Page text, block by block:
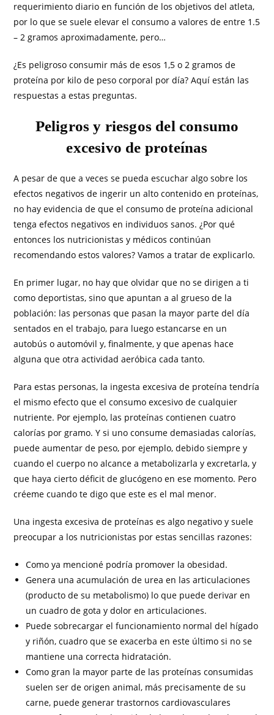
requerimiento diario en función de los objetivos del atleta,
por lo que se suele elevar el consumo a valores de entre 1.5
– 2 gramos aproximadamente, pero…
¿Es peligroso consumir más de esos 1,5 o 2 gramos de
proteína por kilo de peso corporal por día? Aquí están las
respuestas a estas preguntas.
Peligros y riesgos del consumo
excesivo de proteínas
A pesar de que a veces se pueda escuchar algo sobre los
efectos negativos de ingerir un alto contenido en proteínas,
no hay evidencia de que el consumo de proteína adicional
tenga efectos negativos en individuos sanos. ¿Por qué
entonces los nutricionistas y médicos continúan
recomendando estos valores? Vamos a tratar de explicarlo.
En primer lugar, no hay que olvidar que no se dirigen a ti
como deportistas, sino que apuntan a al grueso de la
población: las personas que pasan la mayor parte del día
sentados en el trabajo, para luego estancarse en un
autobús o automóvil y, finalmente, y que apenas hace
alguna que otra actividad aeróbica cada tanto.
Para estas personas, la ingesta excesiva de proteína tendría
el mismo efecto que el consumo excesivo de cualquier
nutriente. Por ejemplo, las proteínas contienen cuatro
calorías por gramo. Y si uno consume demasiadas calorías,
puede aumentar de peso, por ejemplo, debido siempre y
cuando el cuerpo no alcance a metabolizarla y excretarla, y
que haya cierto déficit de glucógeno en ese momento. Pero
créeme cuando te digo que este es el mal menor.
Una ingesta excesiva de proteínas es algo negativo y suele
preocupar a los nutricionistas por estas sencillas razones:
Como ya mencioné podría promover la obesidad.
Genera una acumulación de urea en las articulaciones
(producto de su metabolismo) lo que puede derivar en
un cuadro de gota y dolor en articulaciones.
Puede sobrecargar el funcionamiento normal del hígado
y riñón, cuadro que se exacerba en este último si no se
mantiene una correcta hidratación.
Como gran la mayor parte de las proteínas consumidas
suelen ser de origen animal, más precisamente de su
carne, puede generar trastornos cardiovasculares